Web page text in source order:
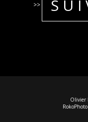
>>
Olivier